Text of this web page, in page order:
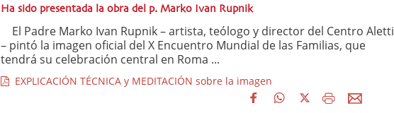
Ha sido presentada la obra del p. Marko Ivan Rupnik
El Padre Marko Ivan Rupnik – artista, teólogo y director del Centro Aletti
– pintó la imagen oficial del X Encuentro Mundial de las Familias, que
tendrá su celebración central en Roma ...
EXPLICACIÓN TÉCNICA y MEDITACIÓN sobre la imagen